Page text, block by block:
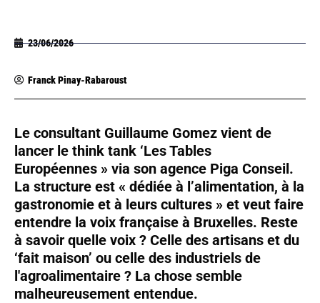
23/06/2026
Franck Pinay-Rabaroust
Le consultant Guillaume Gomez vient de
lancer le think tank ‘Les Tables
Européennes » via son agence Piga Conseil.
La structure est « dédiée à l’alimentation, à la
gastronomie et à leurs cultures » et veut faire
entendre la voix française à Bruxelles. Reste
à savoir quelle voix ? Celle des artisans et du
‘fait maison’ ou celle des industriels de
l'agroalimentaire ? La chose semble
malheureusement entendue.